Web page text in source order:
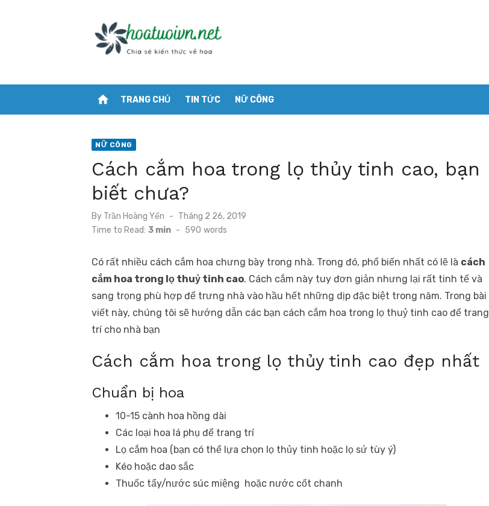
home TRANG CHỦ TIN TỨC NỮ CÔNG
NỮ CÔNG
Cách cắm hoa trong lọ thủy tinh cao, bạn
biết chưa?
By Trần Hoàng Yến
Posted
on
Tháng 2 26, 2019
Time to Read: 3 min - 590 words
Có rất nhiều cách cắm hoa chưng bày trong nhà. Trong đó, phổ biến nhất có lẽ là cách
cắm hoa trong lọ thuỷ tinh cao. Cách cắm này tuy đơn giản nhưng lại rất tinh tế và
sang trọng phù hợp để trưng nhà vào hầu hết những dịp đặc biệt trong năm. Trong bài
viết này, chúng tôi sẽ hướng dẫn các bạn cách cắm hoa trong lọ thuỷ tinh cao để trang
trí cho nhà bạn
Cách cắm hoa trong lọ thủy tinh cao đẹp nhất
Chuẩn bị hoa
10-15 cành hoa hồng dài
Các loại hoa lá phụ để trang trí
Lọ cắm hoa (bạn có thể lựa chọn lọ thủy tinh hoặc lọ sứ tùy ý)
Kéo hoặc dao sắc
Thuốc tẩy/nước súc miệng hoặc nước cốt chanh